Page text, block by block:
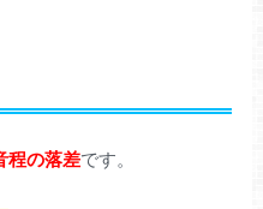
程の落差です。